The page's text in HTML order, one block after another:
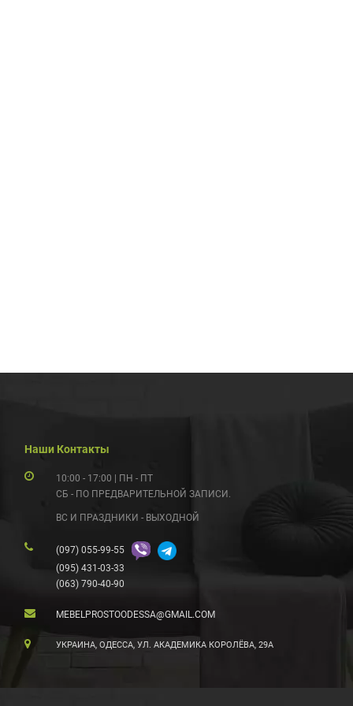
Наши Контакты
10:00 - 17:00 | ПН - ПТ
СБ - ПО ПРЕДВАРИТЕЛЬНОЙ ЗАПИСИ.
ВС И ПРАЗДНИКИ - ВЫХОДНОЙ
(097) 055-99-55
(095) 431-03-33
(063) 790-40-90
MEBELPROSTOODESSA@GMAIL.COM
УКРАИНА, ОДЕССА, УЛ. АКАДЕМИКА КОРОЛЁВА, 29А